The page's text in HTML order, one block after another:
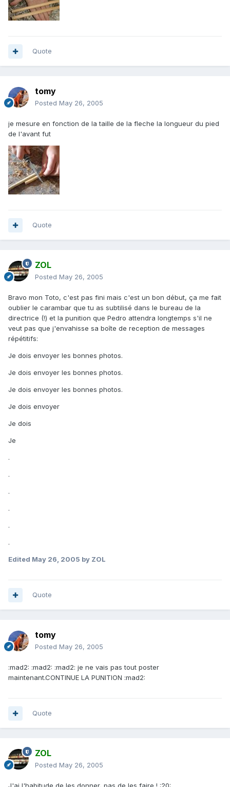
Quote
tomy
Posted May 26, 2005
je mesure en fonction de la taille de la fleche la longueur du pied
de l'avant fut
Quote
ZOL
Posted May 26, 2005
Bravo mon Toto, c'est pas fini mais c'est un bon début, ça me fait
oublier le carambar que tu as subtilisé dans le bureau de la
directrice (!) et la punition que Pedro attendra longtemps s'il ne
veut pas que j'envahisse sa boîte de reception de messages
répétitifs:
Je dois envoyer les bonnes photos.
Je dois envoyer les bonnes photos.
Je dois envoyer les bonnes photos.
Je dois envoyer
Je dois
Je
.
.
.
.
.
.
Edited May 26, 2005 by ZOL
Quote
tomy
Posted May 26, 2005
:mad2: :mad2: :mad2: je ne vais pas tout poster
maintenant.CONTINUE LA PUNITION :mad2:
Quote
ZOL
Posted May 26, 2005